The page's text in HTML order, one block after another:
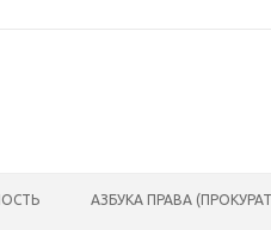
АЗБУКА ПРАВА